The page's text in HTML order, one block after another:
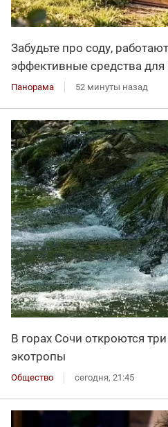
Забудьте про соду,
эффективные средства
Панорама 52 минуты назад
В горах Сочи откроются
экотропы
Общество сегодня, 21:45